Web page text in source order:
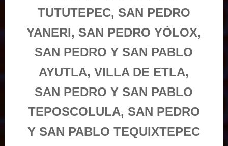
TUTUTEPEC, SAN PEDRO
YANERI, SAN PEDRO YÓLOX,
SAN PEDRO Y SAN PABLO
AYUTLA, VILLA DE ETLA,
SAN PEDRO Y SAN PABLO
TEPOSCOLULA, SAN PEDRO
Y SAN PABLO TEQUIXTEPEC